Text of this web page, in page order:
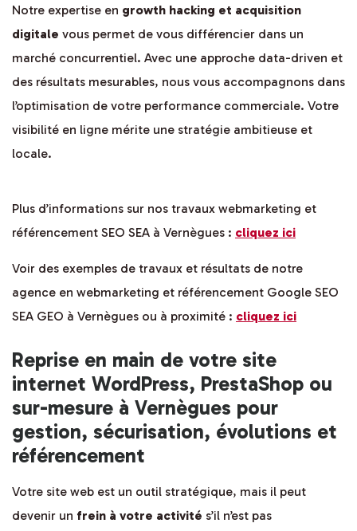
Notre expertise en growth hacking et acquisition
digitale vous permet de vous différencier dans un
marché concurrentiel. Avec une approche data-driven et
des résultats mesurables, nous vous accompagnons dans
l’optimisation de votre performance commerciale. Votre
visibilité en ligne mérite une stratégie ambitieuse et
locale.
Plus d’informations sur nos travaux webmarketing et
référencement SEO SEA à Vernègues : cliquez ici
Voir des exemples de travaux et résultats de notre
agence en webmarketing et référencement Google SEO
SEA GEO à Vernègues ou à proximité : cliquez ici
Reprise en main de votre site
internet WordPress, PrestaShop ou
sur-mesure à Vernègues pour
gestion, sécurisation, évolutions et
référencement
Votre site web est un outil stratégique, mais il peut
devenir un frein à votre activité s’il n’est pas